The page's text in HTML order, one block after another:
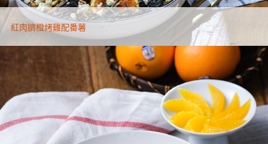
紅肉臍橙烤雞配番薯